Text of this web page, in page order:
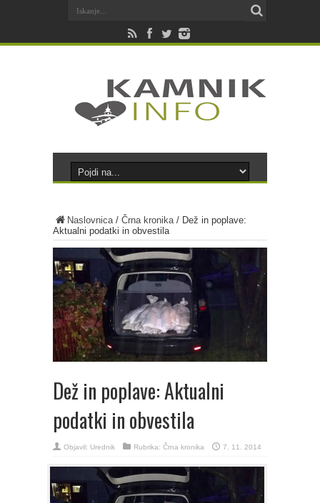
Naslovnica/ Črna kronika/ Dež in poplave:
Aktualni podatki in obvestila
Dež in poplave: Aktualni
podatki in obvestila
Objavil: Urednik Rubrika: Črna kronika 7. 11. 2014